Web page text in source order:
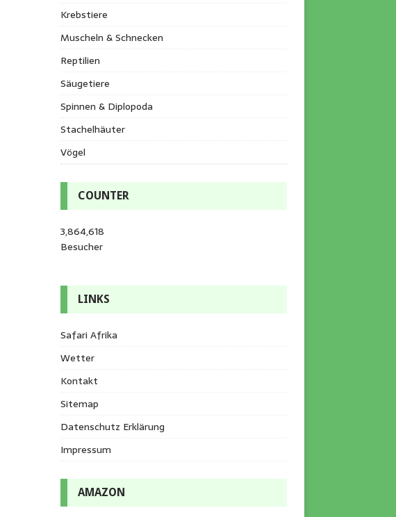
Krebstiere
Muscheln & Schnecken
Reptilien
Säugetiere
Spinnen & Diplopoda
Stachelhäuter
Vögel
COUNTER
3,864,618
Besucher
LINKS
Safari Afrika
Wetter
Kontakt
Sitemap
Datenschutz Erklärung
Impressum
AMAZON